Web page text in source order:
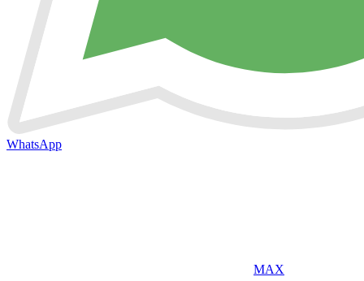
WhatsApp
MAX